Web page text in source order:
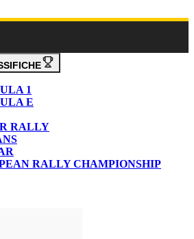
1
E
RALLY
RALLY CHAMPIONSHIP